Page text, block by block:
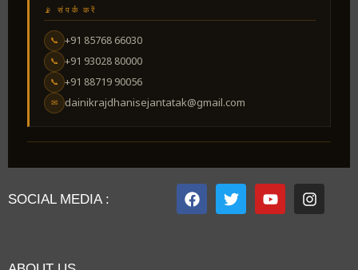
📡 संपर्क करें
📞 +91 85768 66030
📞 +91 93028 80000
📞 +91 88719 90056
✉ dainikrajdhanisejantatak@gmail.com
SOCIAL MEDIA :